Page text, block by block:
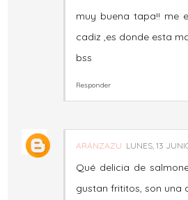
muy buena tapa!! me
cadiz ,es donde esta
bss
Responder
ARÁNZAZU LUNES, 13
Qué delicia de
gustan frititos, son una